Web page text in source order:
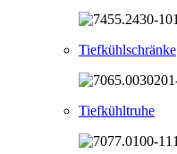
Tiefkühlschränke
Tiefkühltruhe